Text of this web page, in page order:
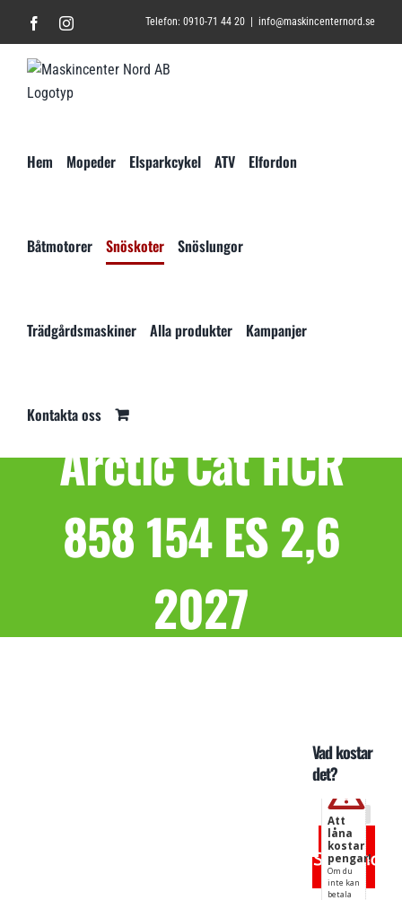
innehållet
FacebookInstagram Telefon: 0910-71 44 20 info@maskincenternord.se
Hem Mopeder Elsparkcykel ATV Elfordon
Båtmotorer Snöskoter Snöslungor
Trädgårdsmaskiner Alla produkter Kampanjer
Kontakta oss
Arctic Cat HCR
858 154 ES 2,6
2027
Vad kostar
det?